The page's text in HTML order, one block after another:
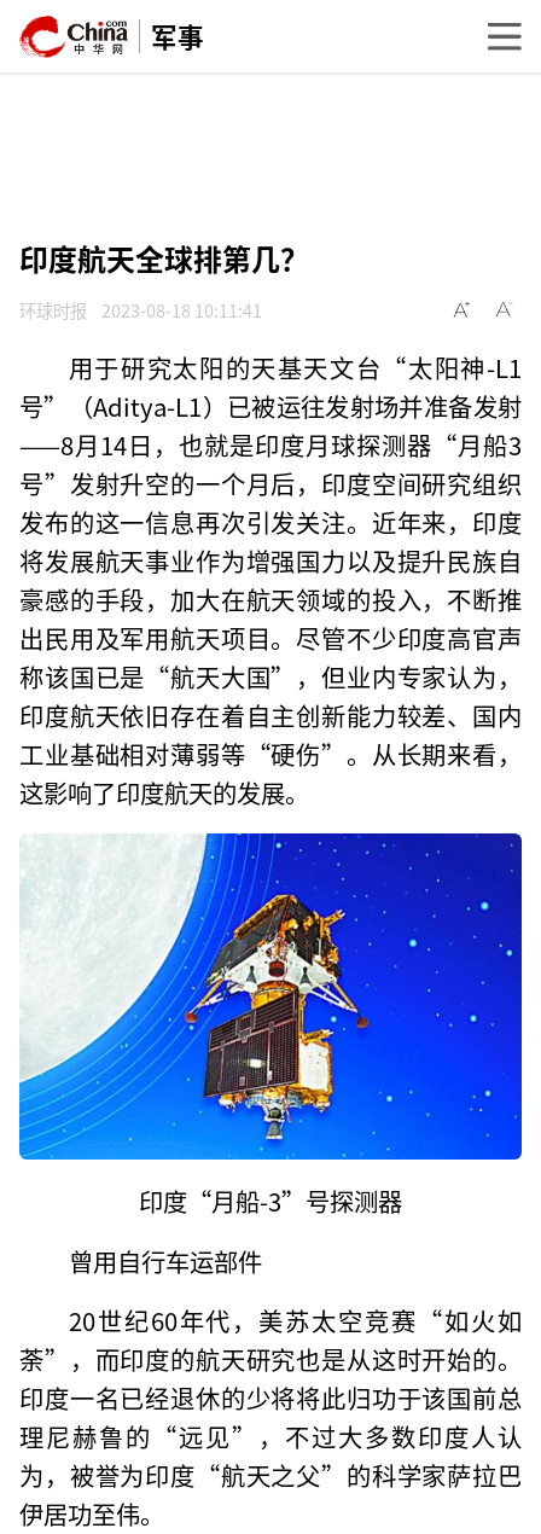
军事
印度航天全球排第几？
环球时报 2023-08-18 10:11:41
用于研究太阳的天基天文台“太阳神-L1
号”（Aditya-L1）已被运往发射场并准备发射
——8月14日，也就是印度月球探测器“月船3
号”发射升空的一个月后，印度空间研究组织
发布的这一信息再次引发关注。近年来，印度
将发展航天事业作为增强国力以及提升民族自
豪感的手段，加大在航天领域的投入，不断推
出民用及军用航天项目。尽管不少印度高官声
称该国已是“航天大国”，但业内专家认为，
印度航天依旧存在着自主创新能力较差、国内
工业基础相对薄弱等“硬伤”。从长期来看，
这影响了印度航天的发展。
印度“月船-3”号探测器
曾用自行车运部件
20世纪60年代，美苏太空竞赛“如火如
荼”，而印度的航天研究也是从这时开始的。
印度一名已经退休的少将将此归功于该国前总
理尼赫鲁的“远见”，不过大多数印度人认
为，被誉为印度“航天之父”的科学家萨拉巴
伊居功至伟。